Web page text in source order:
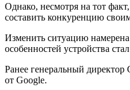
Однако, несмотря на тот
составить конкуренцию
Изменить ситуацию
особенностей устройства
Ранее генеральный
от Google.